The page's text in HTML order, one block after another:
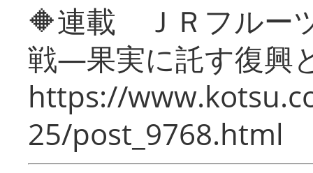
🔶連載 ＪＲフルー
戦―果実に託す復興
https://
25/post_9768.html